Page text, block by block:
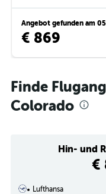
Angebot gefunden am
€ 869
Finde
Colorado
Hin- und
€
Lufthansa